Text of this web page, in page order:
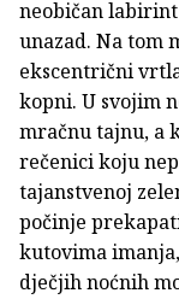
neobičan
unazad. Na tom
ekscentrični
kopni. U svojim
mračnu tajnu, a
rečenici koju
tajanstvenoj
počinje
kutovima
dječjih noćnih